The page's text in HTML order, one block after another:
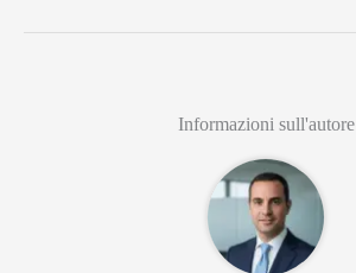
Informazioni sull'autore